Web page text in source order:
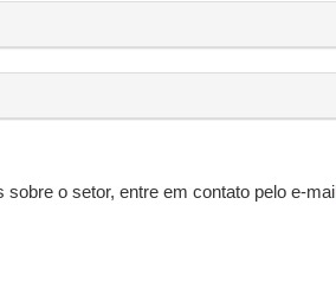
o setor, entre em contato pelo e-mail